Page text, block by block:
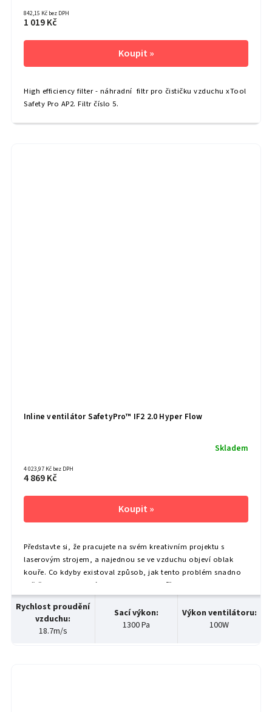
842,15 Kč bez DPH
1 019 Kč
High efficiency filter - náhradní filtr pro čističku vzduchu xTool
Safety Pro AP2. Filtr číslo 5.
Inline ventilátor SafetyPro™ IF2 2.0 Hyper Flow
Skladem
4 023,97 Kč bez DPH
4 869 Kč
Představte si, že pracujete na svém kreativním projektu s
laserovým strojem, a najednou se ve vzduchu objeví oblak
kouře. Co kdyby existoval způsob, jak tento problém snadno
vyřešit? Inline ventilátor xTool SafetyPro™ IF2 2.0 je jasnou
odpovědí. Tento kompaktní inline ventilátor je navržen tak,
aby efektivně...
Rychlost proudění
vzduchu:
18.7m/s
Sací výkon:
1300 Pa
Výkon ventilátoru:
100W